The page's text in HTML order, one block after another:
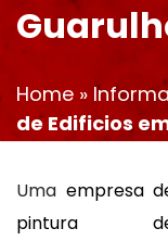
Home »
de Edificios
Uma empresa
pintura